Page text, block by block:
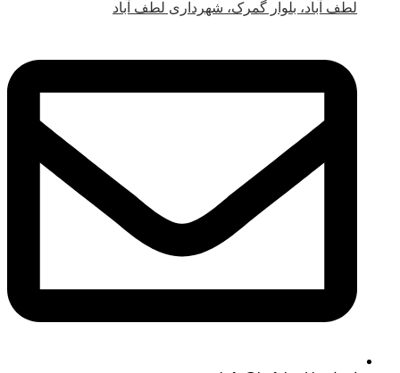
لطف آباد، بلوار گمرک، شهرداری لطف آباد